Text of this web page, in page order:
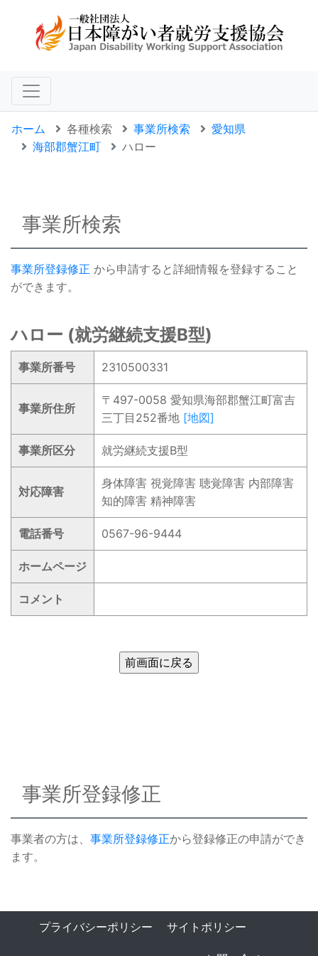
ホーム 各種検索 事業所検索
愛知県
海部郡蟹江町
ハロー
事業所検索
事業所登録修正 から申請すると詳細情報を登録すること
ができます。
ハロー (就労継続支援B型)
事業所番号 2310500331
事業所住所
〒497-0058 愛知県海部郡蟹江町富吉
三丁目252番地 [地図]
事業所区分 就労継続支援B型
対応障害
身体障害 視覚障害 聴覚障害 内部障害
知的障害 精神障害
電話番号 0567-96-9444
ホームページ
コメント
事業所登録修正
事業者の方は、 事業所登録修正から登録修正の申請ができ
ます。
プライバシーポリシー サイトポリシー